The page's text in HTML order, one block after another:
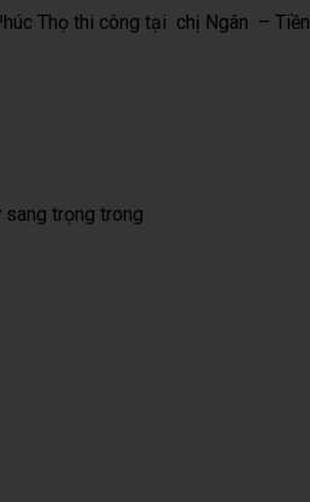
Thọ thi công tại chị Ngân –
trọng trong